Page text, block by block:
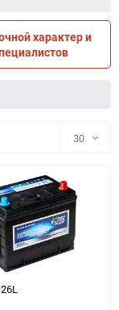
характер и
30
30
60
90